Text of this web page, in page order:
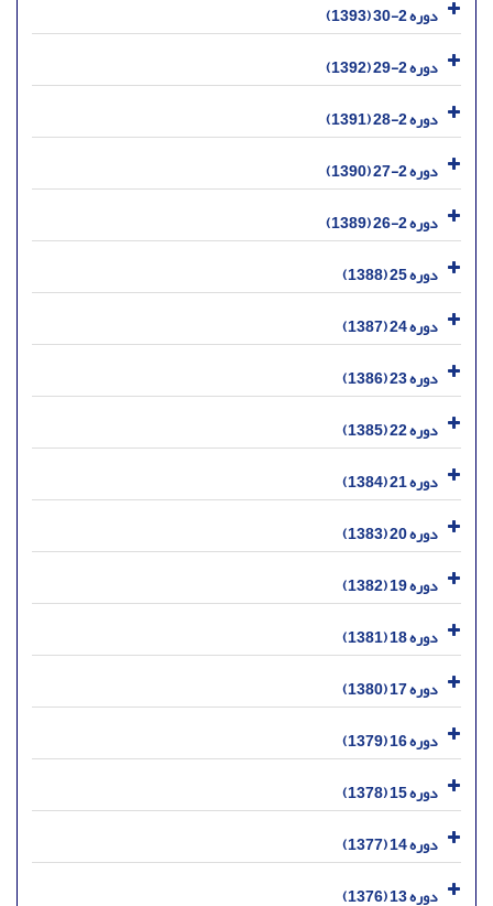
دوره 2-30 (1393)
دوره 2-29 (1392)
دوره 2-28 (1391)
دوره 2-27 (1390)
دوره 2-26 (1389)
دوره 25 (1388)
دوره 24 (1387)
دوره 23 (1386)
دوره 22 (1385)
دوره 21 (1384)
دوره 20 (1383)
دوره 19 (1382)
دوره 18 (1381)
دوره 17 (1380)
دوره 16 (1379)
دوره 15 (1378)
دوره 14 (1377)
دوره 13 (1376)